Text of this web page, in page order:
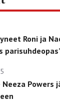
Roni ja
Neeza Powers